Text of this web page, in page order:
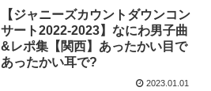
【ジャニーズカウントダウンコン
サート2022-2023】なにわ男子曲
&レポ集【関西】あったかい目で
あったかい耳で?
2023.01.01